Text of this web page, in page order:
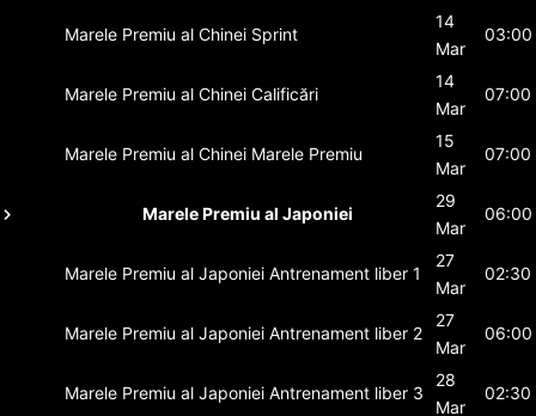
Marele Premiu al Chinei Sprint
14
Mar
03:00
Marele Premiu al Chinei Calificări
14
Mar
07:00
Marele Premiu al Chinei Marele Premiu
15
Mar
07:00
Marele Premiu al Japoniei
29
Mar
06:00
Marele Premiu al Japoniei Antrenament liber 1
27
Mar
02:30
Marele Premiu al Japoniei Antrenament liber 2
27
Mar
06:00
Marele Premiu al Japoniei Antrenament liber 3
28
Mar
02:30